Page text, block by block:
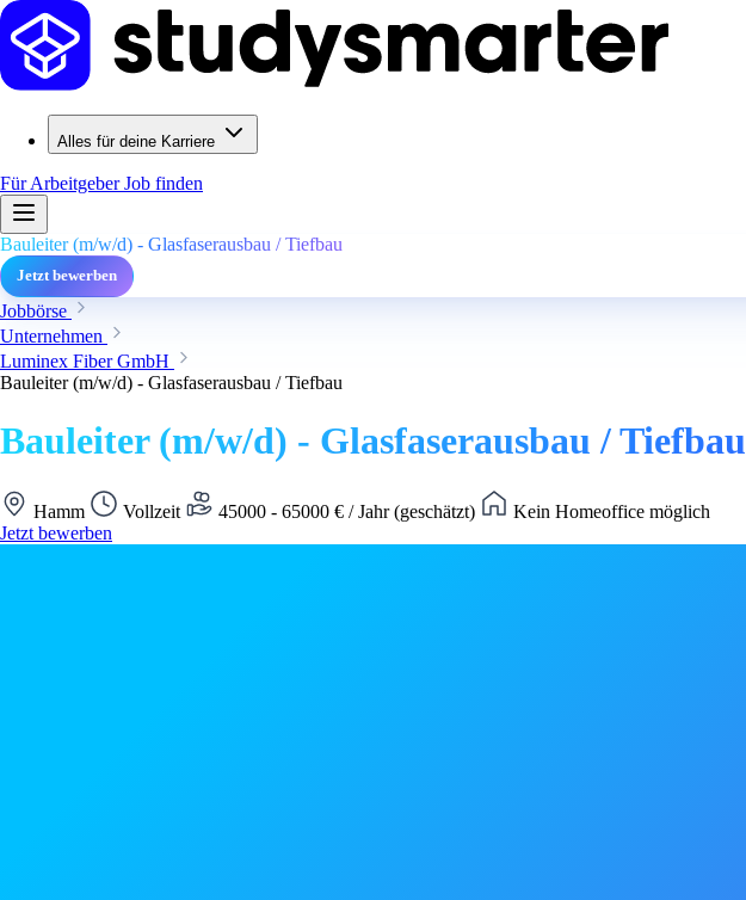
Alles für deine Karriere
Für ArbeitgeberJob finden
Bauleiter (m/w/d) - Glasfaserausbau / Tiefbau
Jetzt bewerben
Jobbörse
Unternehmen
Luminex Fiber GmbH
Bauleiter (m/w/d) - Glasfaserausbau / Tiefbau
Bauleiter (m/w/d) - Glasfaserausbau / Tiefbau
Hamm Vollzeit 45000 - 65000 € / Jahr (geschätzt)
Kein Homeoffice möglich
Jetzt bewerben